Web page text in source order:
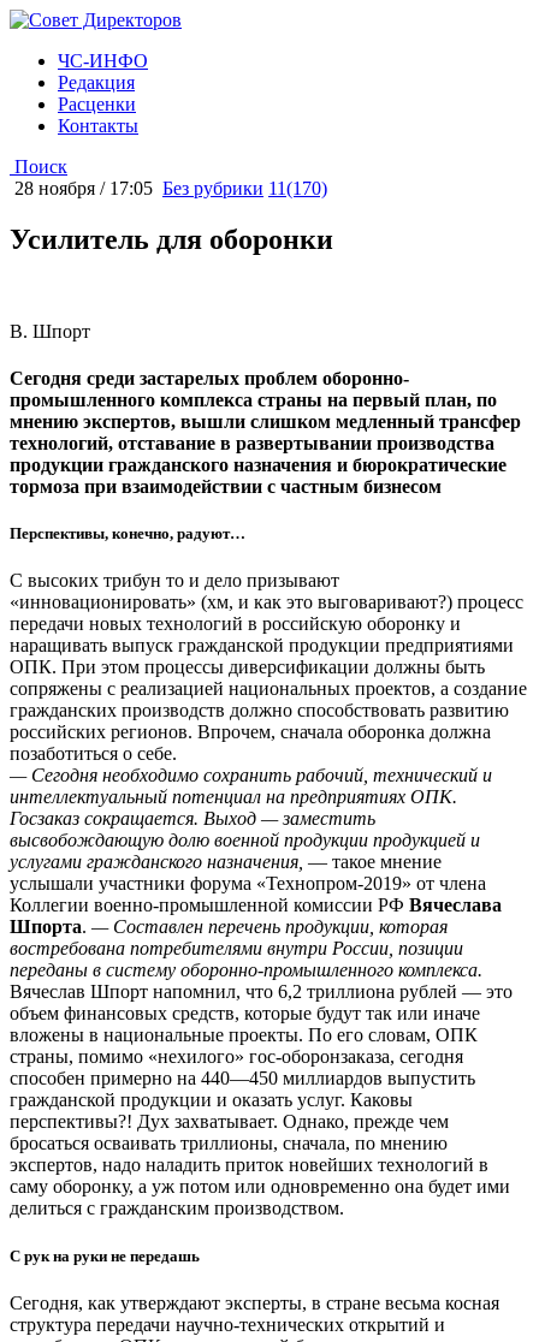
ЧС-ИНФО
Редакция
Расценки
Контакты
Поиск
28 ноября / 17:05 Без рубрики 11(170)
Усилитель для оборонки
В. Шпорт
Сегодня среди застарелых проблем оборонно-
промышленного комплекса страны на первый план, по
мнению экспертов, вышли слишком медленный трансфер
технологий, отставание в развертывании производства
продукции гражданского назначения и бюрократические
тормоза при взаимодействии с частным бизнесом
Перспективы, конечно, радуют…
С высоких трибун то и дело призывают
«инновационировать» (хм, и как это выговаривают?) процесс
передачи новых технологий в российскую оборонку и
наращивать выпуск гражданской продукции предприятиями
ОПК. При этом процессы диверсификации должны быть
сопряжены с реализацией национальных проектов, а создание
гражданских производств должно способствовать развитию
российских регионов. Впрочем, сначала оборонка должна
позаботиться о себе.
— Сегодня необходимо сохранить рабочий, технический и
интеллектуальный потенциал на предприятиях ОПК.
Госзаказ сокращается. Выход — заместить
высвобождающую долю военной продукции продукцией и
услугами гражданского назначения, — такое мнение
услышали участники форума «Технопром-2019» от члена
Коллегии военно-промышленной комиссии РФ Вячеслава
Шпорта. — Составлен перечень продукции, которая
востребована потребителями внутри России, позиции
переданы в систему оборонно-промышленного комплекса.
Вячеслав Шпорт напомнил, что 6,2 триллиона рублей — это
объем финансовых средств, которые будут так или иначе
вложены в национальные проекты. По его словам, ОПК
страны, помимо «нехилого» гос-оборонзаказа, сегодня
способен примерно на 440—450 миллиардов выпустить
гражданской продукции и оказать услуг. Каковы
перспективы?! Дух захватывает. Однако, прежде чем
бросаться осваивать триллионы, сначала, по мнению
экспертов, надо наладить приток новейших технологий в
саму оборонку, а уж потом или одновременно она будет ими
делиться с гражданским производством.
С рук на руки не передашь
Сегодня, как утверждают эксперты, в стране весьма косная
структура передачи научно-технических открытий и